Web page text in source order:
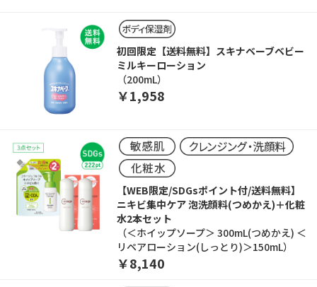
初回限定【送料無料】スキナベーブベビー
ミルキーローション
（200mL）
￥1,958
【WEB限定/SDGsポイント付/送料無料】
ニキビ集中ケア 泡洗顔料(つめかえ)＋化粧
水2本セット
（＜ホイップソープ＞ 300mL(つめかえ) ＜
リペアローション(しっとり)＞150mL）
￥8,140